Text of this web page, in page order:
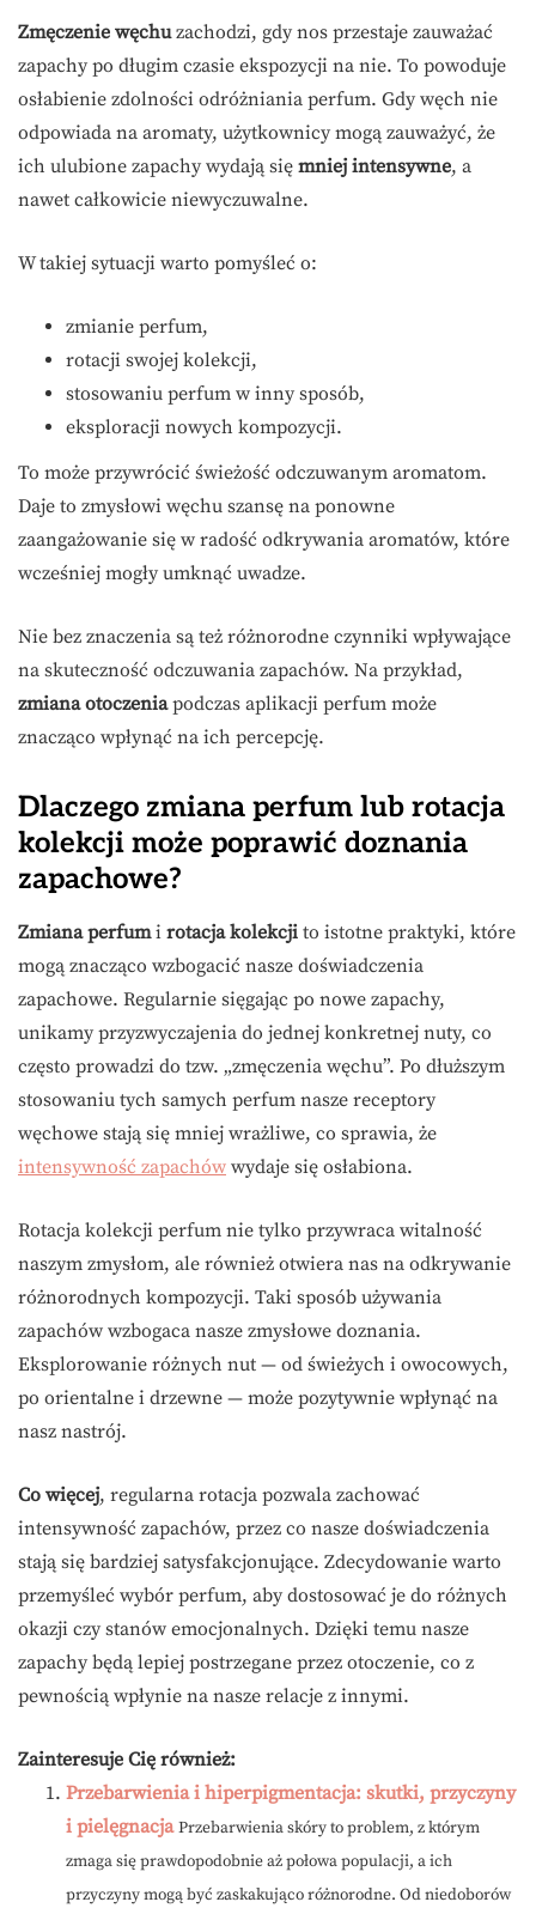
Zmęczenie węchuzachodzi, gdy nos przestaje zauważać
zapachy po długim czasie ekspozycji na nie. To powoduje
osłabienie zdolności odróżniania perfum. Gdy węch nie
odpowiada na aromaty, użytkownicy mogą zauważyć, że
ich ulubione zapachy wydają się mniej intensywne, a
nawet całkowicie niewyczuwalne.
W takiej sytuacji warto pomyśleć o:
zmianie perfum,
rotacji swojej kolekcji,
stosowaniu perfum w inny sposób,
eksploracji nowych kompozycji.
To może przywrócić świeżość odczuwanym aromatom.
Daje to zmysłowi węchu szansę na ponowne
zaangażowanie się w radość odkrywania aromatów, które
wcześniej mogły umknąć uwadze.
Nie bez znaczenia są też różnorodne czynniki wpływające
na skuteczność odczuwania zapachów. Na przykład,
zmiana otoczeniapodczas aplikacji perfum może
znacząco wpłynąć na ich percepcję.
Dlaczego zmiana perfum lub rotacja
kolekcji może poprawić doznania
zapachowe?
Zmiana perfumi rotacja kolekcji to istotne praktyki, które
mogą znacząco wzbogacić nasze doświadczenia
zapachowe. Regularnie sięgając po nowe zapachy,
unikamy przyzwyczajenia do jednej konkretnej nuty, co
często prowadzi do tzw. „zmęczenia węchu”. Po dłuższym
stosowaniu tych samych perfum nasze receptory
węchowe stają się mniej wrażliwe, co sprawia, że
intensywność zapachów wydaje się osłabiona.
Rotacja kolekcji perfum nie tylko przywraca witalność
naszym zmysłom, ale również otwiera nas na odkrywanie
różnorodnych kompozycji. Taki sposób używania
zapachów wzbogaca nasze zmysłowe doznania.
Eksplorowanie różnych nut — od świeżych i owocowych,
po orientalne i drzewne — może pozytywnie wpłynąć na
nasz nastrój.
Co więcej, regularna rotacja pozwala zachować
intensywność zapachów, przez co nasze doświadczenia
stają się bardziej satysfakcjonujące. Zdecydowanie warto
przemyśleć wybór perfum, aby dostosować je do różnych
okazji czy stanów emocjonalnych. Dzięki temu nasze
zapachy będą lepiej postrzegane przez otoczenie, co z
pewnością wpłynie na nasze relacje z innymi.
Zainteresuje Cię również:
Przebarwienia i hiperpigmentacja: skutki, przyczyny
i pielęgnacja Przebarwienia skóry to problem, z którym
zmaga się prawdopodobnie aż połowa populacji, a ich
przyczyny mogą być zaskakująco różnorodne. Od niedoborów